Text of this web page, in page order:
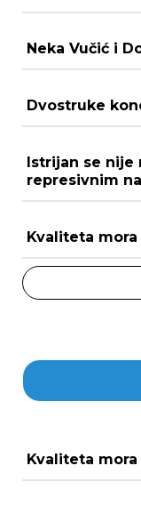
Neka Vučić i
Dvostruke
Istrijan se nije
represivnim
Kvaliteta
Kvaliteta